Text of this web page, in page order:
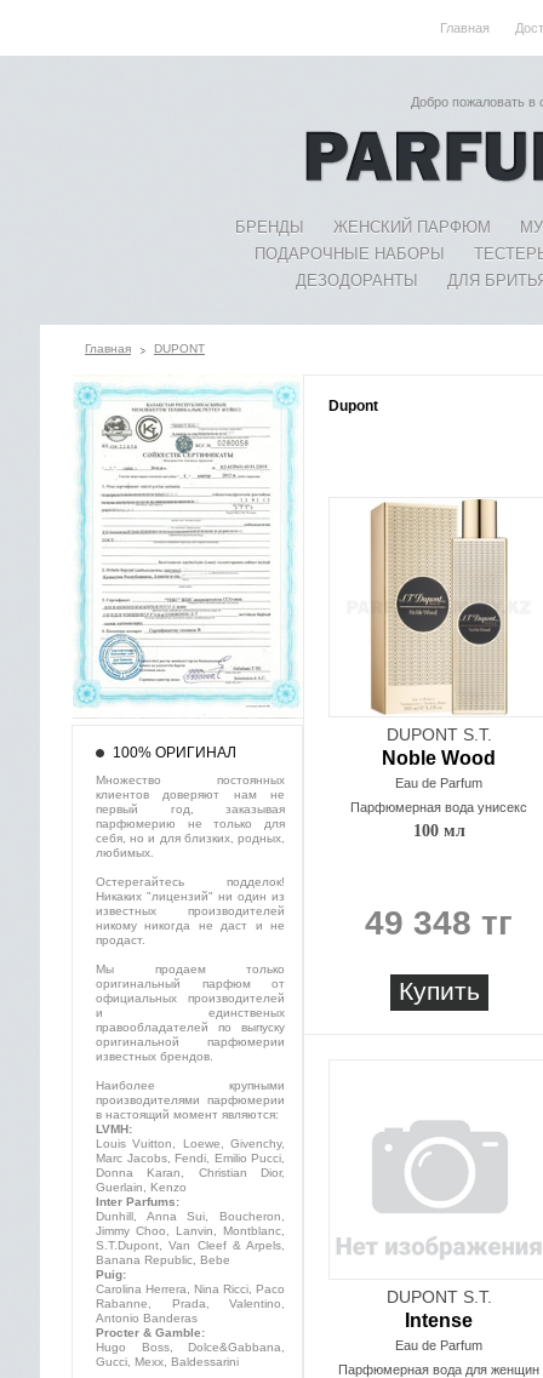
Главная
Добро пожаловать
БРЕНДЫ ЖЕНСКИЙ ПАРФЮМ
ПОДАРОЧНЫЕ НАБОРЫ
ДЕЗОДОРАНТЫ
ДЛЯ
Главная DUPONT
Dupont
DUPONT S.T.
Noble Wood
Eau de Parfum
Парфюмерная вода унисекс
100 мл
49 348 тг
Купить
DUPONT S.T.
Intense
Eau de Parfum
Парфюмерная вода для женщин
100% ОРИГИНАЛ
Множество постоянных
клиентов доверяют нам не
первый год, заказывая
парфюмерию не только для
себя, но и для близких, родных,
любимых.
Остерегайтесь подделок!
Никаких "лицензий" ни один из
известных производителей
никому никогда не даст и не
продаст.
Мы продаем только
оригинальный парфюм от
официальных производителей
и единственых
правообладателей по выпуску
оригинальной парфюмерии
известных брендов.
Наиболее крупными
производителями парфюмерии
в настоящий момент являются:
LVMH:
Louis Vuitton, Loewe, Givenchy,
Marc Jacobs, Fendi, Emilio Pucci,
Donna Karan, Christian Dior,
Guerlain, Kenzo
Inter Parfums:
Dunhill, Anna Sui, Boucheron,
Jimmy Choo, Lanvin, Montblanc,
S.T.Dupont, Van Cleef & Arpels,
Banana Republic, Bebe
Puig:
Carolina Herrera, Nina Ricci, Paco
Rabanne, Prada, Valentino,
Antonio Banderas
Procter & Gamble:
Hugo Boss, Dolce&Gabbana,
Gucci, Mexx, Baldessarini